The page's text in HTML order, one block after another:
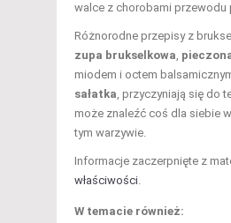
walce z chorobami przewodu
Różnorodne przepisy z
zupa brukselkowa,
miodem i octem
sałatka, przyczyniają się do
może znaleźć coś dla siebie
tym warzywie.
Informacje zaczerpnięte z
właściwości.
W temacie również: